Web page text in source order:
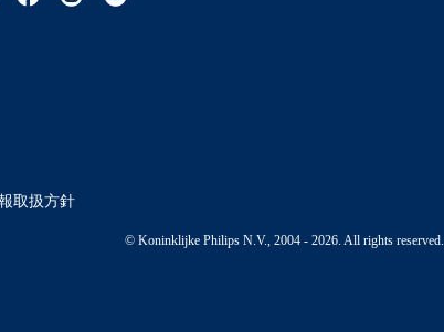
取扱方針
© Koninklijke Philips N.V., 2004 - 2026. All rights reserved.